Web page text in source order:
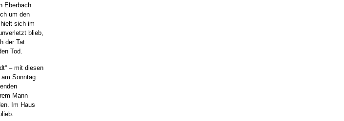
Eberbach
um den
sich im
blieb,
der Tat
Tod.
– mit diesen
Sonntag
Mann
Im Haus